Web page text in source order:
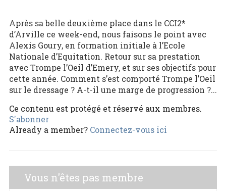
Après sa belle deuxième place dans le CCI2*
d’Arville ce week-end, nous faisons le point avec
Alexis Goury, en formation initiale à l’Ecole
Nationale d’Equitation. Retour sur sa prestation
avec Trompe l’Oeil d’Emery, et sur ses objectifs pour
cette année. Comment s’est comporté Trompe l’Oeil
sur le dressage ? A-t-il une marge de progression ?...
Ce contenu est protégé et réservé aux membres.
S'abonner
Already a member? Connectez-vous ici
Vous n'êtes pas membre